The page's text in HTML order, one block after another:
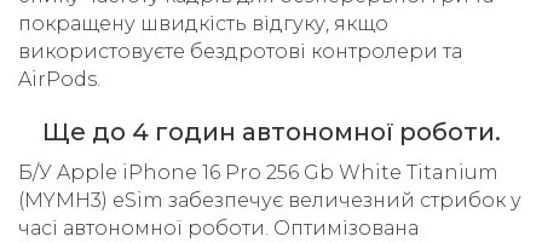
покращену швидкість відгуку, якщо
використовуєте бездротові контролери та
AirPods.
Ще до 4 годин автономної роботи.
Б/У Apple iPhone 16 Pro 256 Gb White Titanium
(MYMH3) eSim забезпечує величезний стрибок у
часі автономної роботи. Оптимізована